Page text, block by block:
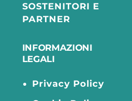
SOSTENITORI E
PARTNER
INFORMAZIONI
LEGALI
Privacy Policy